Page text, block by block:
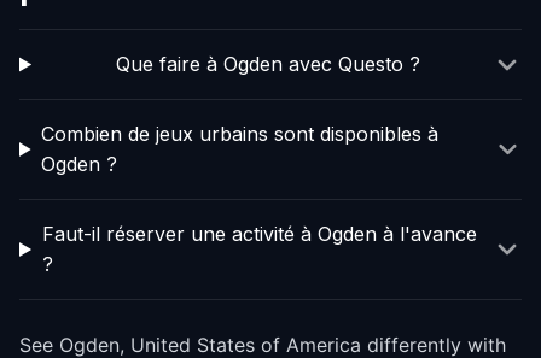
Que faire à Ogden avec Questo ?
Combien de jeux urbains sont disponibles à
Ogden ?
Faut-il réserver une activité à Ogden à l'avance
?
See Ogden, United States of America differently with